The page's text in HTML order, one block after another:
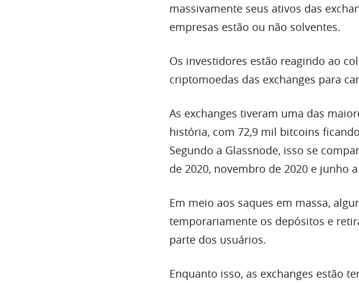
massivamente seus ativos das
empresas estão ou não solventes.
Os investidores estão reagindo ao
criptomoedas das exchanges para
As exchanges tiveram uma das
história, com 72,9 mil bitcoins
Segundo a Glassnode, isso se
de 2020, novembro de 2020 e junho
Em meio aos saques em massa,
temporariamente os depósitos e
parte dos usuários.
Enquanto isso, as exchanges estão